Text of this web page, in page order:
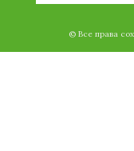
© Все права